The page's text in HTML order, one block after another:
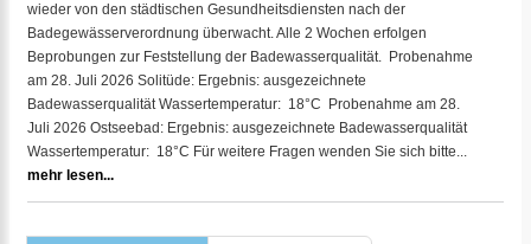
wieder von den städtischen Gesundheitsdiensten nach der
Badegewässerverordnung überwacht. Alle 2 Wochen erfolgen
Beprobungen zur Feststellung der Badewasserqualität. Probenahme
am 28. Juli 2026 Solitüde: Ergebnis: ausgezeichnete
Badewasserqualität Wassertemperatur: 18°C Probenahme am 28.
Juli 2026 Ostseebad: Ergebnis: ausgezeichnete Badewasserqualität
Wassertemperatur: 18°C Für weitere Fragen wenden Sie sich bitte...
mehr lesen...